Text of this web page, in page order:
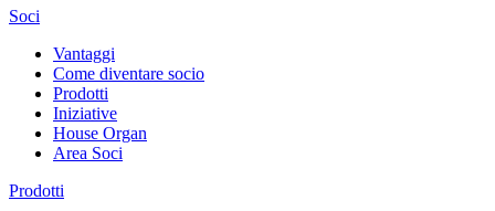
Soci
Vantaggi
Come diventare socio
Prodotti
Iniziative
House Organ
Area Soci
Prodotti